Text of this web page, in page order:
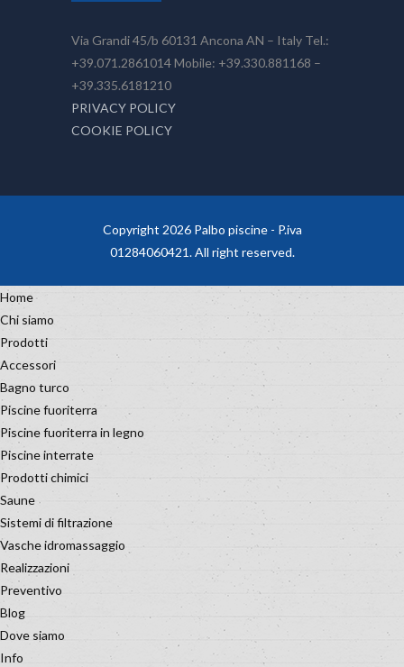
Via Grandi 45/b 60131 Ancona AN – Italy Tel.:
+39.071.2861014 Mobile: +39.330.881168 –
+39.335.6181210
PRIVACY POLICY
COOKIE POLICY
Copyright 2026 Palbo piscine - P.iva
01284060421. All right reserved.
Home
Chi siamo
Prodotti
Accessori
Bagno turco
Piscine fuoriterra
Piscine fuoriterra in legno
Piscine interrate
Prodotti chimici
Saune
Sistemi di filtrazione
Vasche idromassaggio
Realizzazioni
Preventivo
Blog
Dove siamo
Info